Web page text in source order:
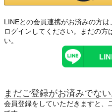
LINEとの会員連携がお済みの方
ログインしてください。まだの方
い。
まだご登録がお済みでな
会員登録をしていただきますと、